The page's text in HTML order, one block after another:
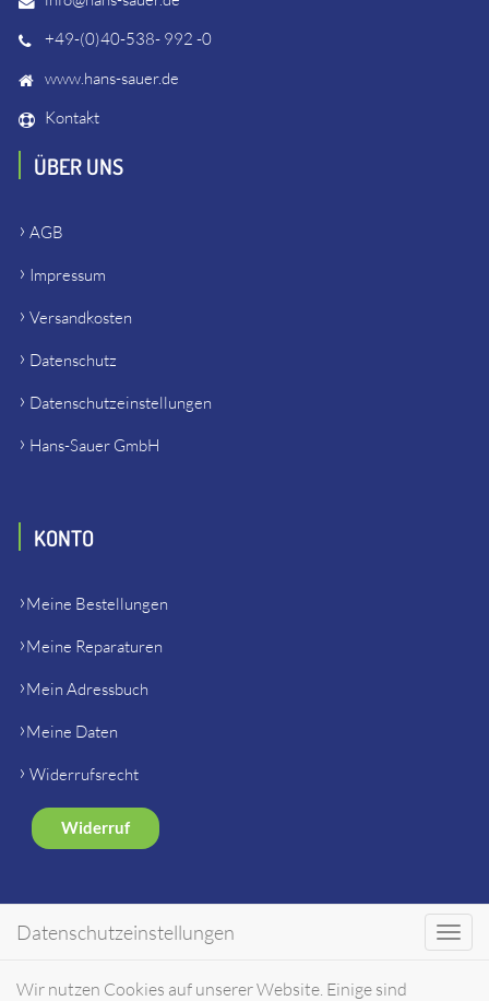
+49-(0)40-538- 992 -0
www.hans-sauer.de
Kontakt
ÜBER UNS
AGB
Impressum
Versandkosten
Datenschutz
Datenschutzeinstellungen
Hans-Sauer GmbH
KONTO
Meine Bestellungen
Meine Reparaturen
Mein Adressbuch
Meine Daten
Widerrufsrecht
Widerruf
SHOP
Gerätehersteller Ersatzteile
Datenschutzeinstellungen
Wir nutzen Cookies auf unserer Website. Einige sind